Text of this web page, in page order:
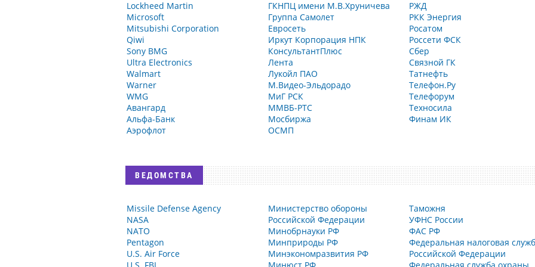
Lockheed Martin
Microsoft
Mitsubishi Corporation
Qiwi
Sony BMG
Ultra Electronics
Walmart
Warner
WMG
Авангард
Альфа-Банк
Аэрофлот
ГКНПЦ имени М.В.Хруничева
Группа Самолет
Евросеть
Иркут Корпорация НПК
КонсультантПлюс
Лента
Лукойл ПАО
М.Видео-Эльдорадо
МиГ РСК
ММВБ-РТС
Мосбиржа
ОСМП
РЖД
РКК Энергия
Росатом
Россети ФСК
Сбер
Связной ГК
Татнефть
Телефон.Ру
Телефорум
Техносила
Финам ИК
ВЕДОМСТВА
Missile Defense Agency
NASA
NATO
Pentagon
U.S. Air Force
Министерство обороны
Российской Федерации
Минобрнауки РФ
Минприроды РФ
Минэкономразвития РФ
Таможня
УФНС России
ФАС РФ
Федеральная налоговая
Российской Федерации